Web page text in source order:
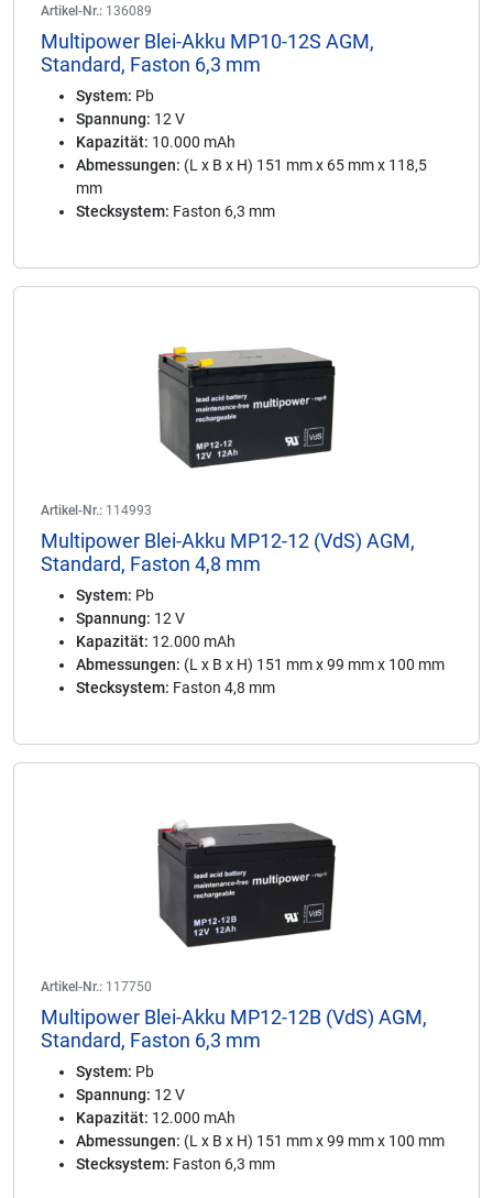
Artikel-Nr.: 136089
Multipower Blei-Akku MP10-12S AGM,
Standard, Faston 6,3 mm
System: Pb
Spannung: 12 V
Kapazität: 10.000 mAh
Abmessungen: (L x B x H) 151 mm x 65 mm x 118,5
mm
Stecksystem: Faston 6,3 mm
Artikel-Nr.: 114993
Multipower Blei-Akku MP12-12 (VdS) AGM,
Standard, Faston 4,8 mm
System: Pb
Spannung: 12 V
Kapazität: 12.000 mAh
Abmessungen: (L x B x H) 151 mm x 99 mm x 100 mm
Stecksystem: Faston 4,8 mm
Artikel-Nr.: 117750
Multipower Blei-Akku MP12-12B (VdS) AGM,
Standard, Faston 6,3 mm
System: Pb
Spannung: 12 V
Kapazität: 12.000 mAh
Abmessungen: (L x B x H) 151 mm x 99 mm x 100 mm
Stecksystem: Faston 6,3 mm